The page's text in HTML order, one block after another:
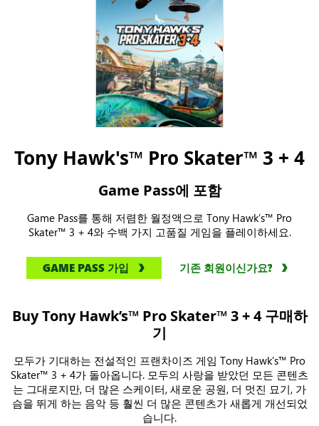
Tony Hawk's™ Pro Skater™ 3 + 4
Game Pass에 포함
Game Pass를 통해 저렴한 월정액으로 Tony Hawk’s™ Pro
Skater™ 3 + 4와 수백 가지 고품질 게임을 플레이하세요.
GAME PASS 가입 기존 회원이신가요?
Buy Tony Hawk’s™ Pro Skater™ 3 + 4 구매하
기
모두가 기대하는 전설적인 프랜차이즈 게임 Tony Hawk's™ Pro
Skater™ 3 + 4가 돌아옵니다. 모두의 사랑을 받았던 모든 콘텐츠
는 그대로지만, 더 많은 스케이터, 새로운 공원, 더 멋진 묘기, 가
슴을 뛰게 하는 음악 등 훨씬 더 많은 콘텐츠가 새롭게 개선되었
습니다.